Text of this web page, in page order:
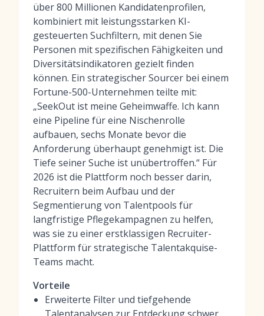
über 800 Millionen Kandidatenprofilen,
kombiniert mit leistungsstarken KI-
gesteuerten Suchfiltern, mit denen Sie
Personen mit spezifischen Fähigkeiten und
Diversitätsindikatoren gezielt finden
können. Ein strategischer Sourcer bei einem
Fortune-500-Unternehmen teilte mit:
„SeekOut ist meine Geheimwaffe. Ich kann
eine Pipeline für eine Nischenrolle
aufbauen, sechs Monate bevor die
Anforderung überhaupt genehmigt ist. Die
Tiefe seiner Suche ist unübertroffen.“ Für
2026 ist die Plattform noch besser darin,
Recruitern beim Aufbau und der
Segmentierung von Talentpools für
langfristige Pflegekampagnen zu helfen,
was sie zu einer erstklassigen Recruiter-
Plattform für strategische Talentakquise-
Teams macht.
Vorteile
Erweiterte Filter und tiefgehende